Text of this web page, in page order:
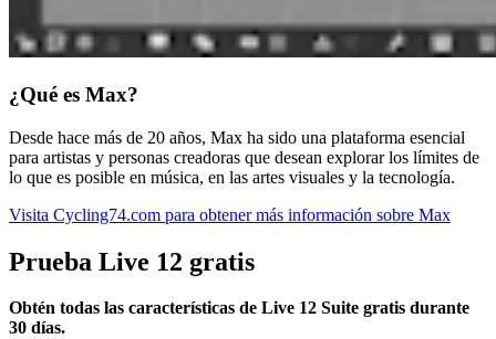
¿Qué es Max?
Desde hace más de 20 años, Max ha sido una plataforma esencial
para artistas y personas creadoras que desean explorar los límites de
lo que es posible en música, en las artes visuales y la tecnología.
Visita Cycling74.com para obtener más información sobre Max
Prueba Live 12 gratis
Obtén todas las características de Live 12 Suite gratis durante
30 días.